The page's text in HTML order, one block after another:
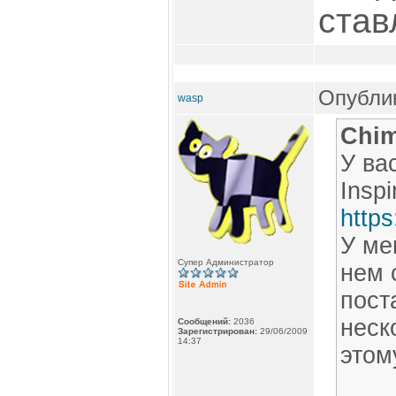
wasp
Супер Администратор
Сообщений: 2036
Зарегистрирован: 29/06/2009
14:37
У
У
нем